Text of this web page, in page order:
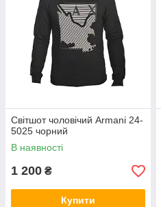
Світшот чоловічий Armani 24-
5025 чорний
В наявності
1 200 ₴
Купити